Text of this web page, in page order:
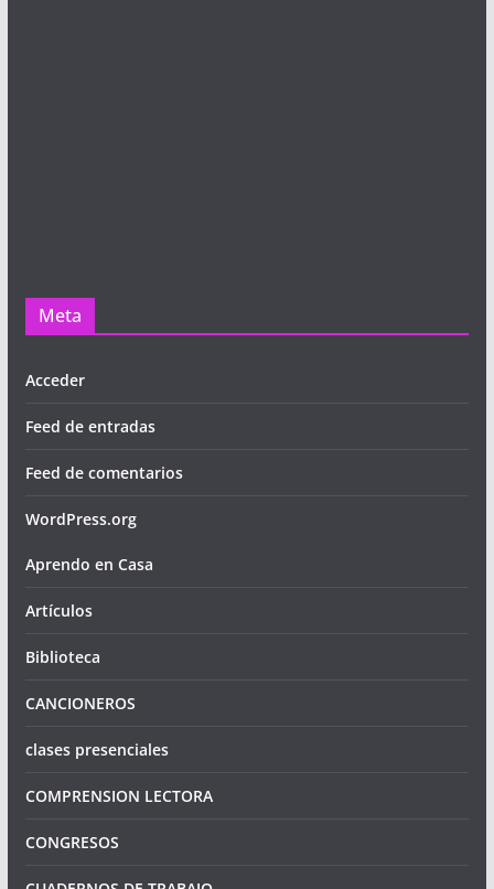
Meta
Acceder
Feed de entradas
Feed de comentarios
WordPress.org
Aprendo en Casa
Artículos
Biblioteca
CANCIONEROS
clases presenciales
COMPRENSION LECTORA
CONGRESOS